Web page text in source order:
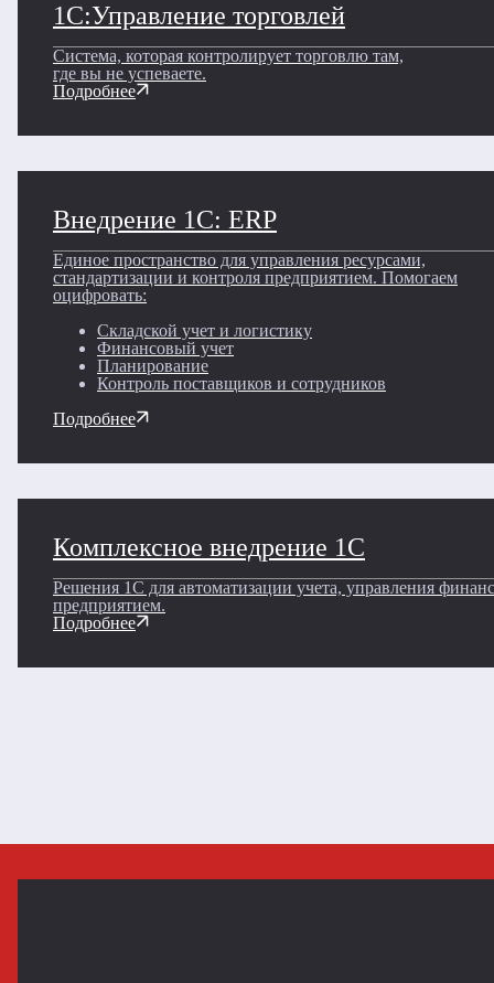
1С:Управление торговлей
Система, которая контролирует торговлю там,
где вы не успеваете.
Подробнее
Внедрение 1С: ERP
Единое пространство для управления ресурсами,
стандартизации и контроля предприятием. Помогаем
оцифровать:
Складской учет и логистику
Финансовый учет
Планирование
Контроль поставщиков и сотрудников
Подробнее
Комплексное внедрение 1C
Решения 1С для автоматизации учета, управления
предприятием.
Подробнее